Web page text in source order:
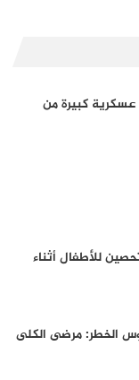
عسكرية كبيرة من
للأطفال أثناء
الخطر: مرضى الكلى